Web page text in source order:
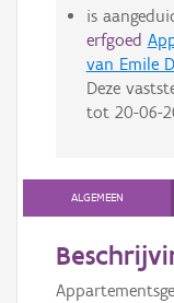
is
erfgoed
van Emile
Deze
tot 20-06-
ALGEMEEN